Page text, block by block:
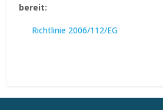
bereit:
Richtlinie 2006/112/EG